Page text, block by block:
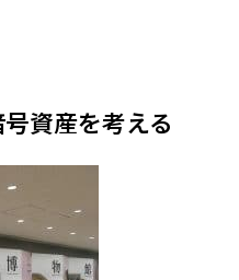
資産を考える